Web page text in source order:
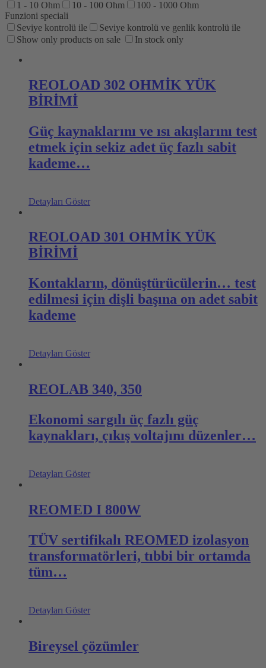
1 - 10 Ohm 10 - 100 Ohm
100 - 1000 Ohm
Funzioni speciali
Seviye kontrolü ile
Seviye kontrolü ve genlik kontrolü ile
Show only products on sale
In stock only
REOLOAD 302 OHMİK YÜK
BİRİMİ
Güç kaynaklarını ve ısı akışlarını test
etmek için sekiz adet üç fazlı sabit
kademe…
Detayları Göster
REOLOAD 301 OHMİK YÜK
BİRİMİ
Kontakların, dönüştürücülerin… test
edilmesi için dişli başına on adet sabit
kademe
Detayları Göster
REOLAB 340, 350
Ekonomi sargılı üç fazlı güç
kaynakları, çıkış voltajını düzenler…
Detayları Göster
REOMED I 800W
TÜV sertifikalı REOMED izolasyon
transformatörleri, tıbbi bir ortamda
tüm…
Detayları Göster
Bireysel çözümler